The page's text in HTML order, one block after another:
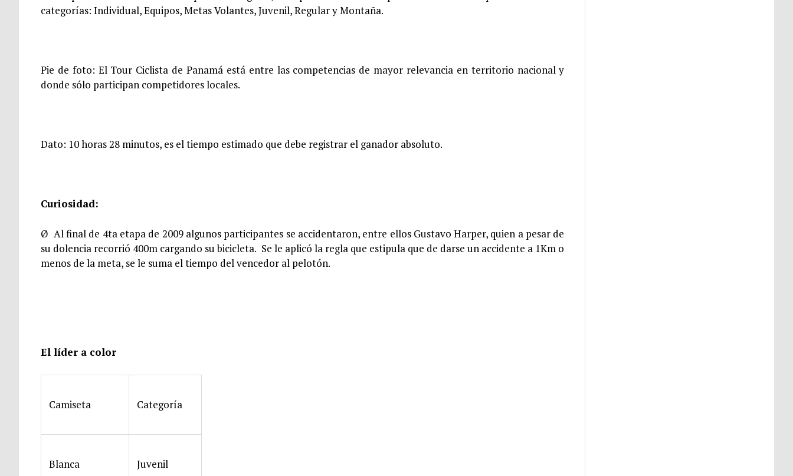
categorías: Individual, Equipos, Metas Volantes, Juvenil, Regular y Montaña.
Pie de foto: El Tour Ciclista de Panamá está entre las competencias de mayor relevancia en territorio nacional y
donde sólo participan competidores locales.
Dato: 10 horas 28 minutos, es el tiempo estimado que debe registrar el ganador absoluto.
Curiosidad:
Ø Al final de 4ta etapa de 2009 algunos participantes se accidentaron, entre ellos Gustavo Harper, quien a pesar de
su dolencia recorrió 400m cargando su bicicleta. Se le aplicó la regla que estipula que de darse un accidente a 1Km o
menos de la meta, se le suma el tiempo del vencedor al pelotón.
El líder a color
Camiseta Categoría
Blanca Juvenil